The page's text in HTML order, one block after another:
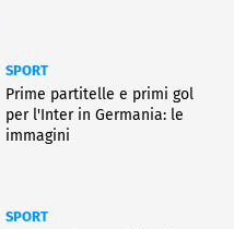
SPORT
Prime partitelle e primi gol
per l'Inter in Germania: le
immagini
SPORT